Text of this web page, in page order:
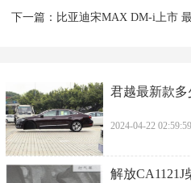
下一篇： 比亚迪宋MAX DM-i上市
君越最新款
2024-04-22 02:59:59
解放